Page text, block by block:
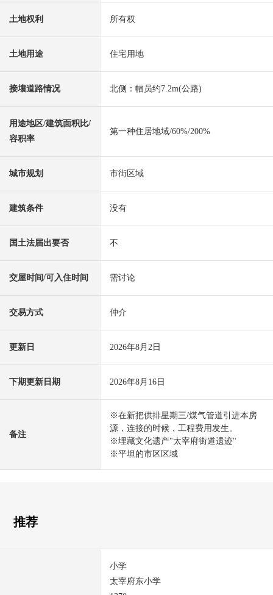
土地权利 所有权
土地用途 住宅用地
接壤道路情况 北侧：幅员约7.2m(公路)
用途地区/建筑面积比/
容积率
第一种住居地域/60%/200%
城市规划 市街区域
建筑条件 没有
国土法届出要否 不
交屋时间/可入住时间 需讨论
交易方式 仲介
更新日 2026年8月2日
下期更新日期 2026年8月16日
备注
※在新把供排星期三/煤气管道引进本房
源，连接的时候，工程费用发生。
※埋藏文化遗产"太宰府街道遗迹"
※平坦的市区区域
推荐
小学
太宰府东小学